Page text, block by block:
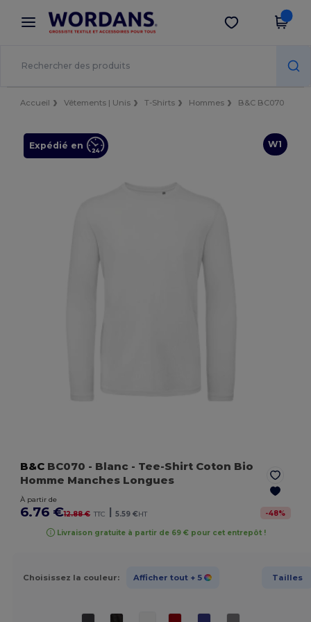
× Appli Wordans
Meilleurs prix sur l’app !
Obtenir l'appli
Accueil Vêtements | Unis T-Shirts Hommes B&C BC070
W1
Expédié en
B&C BC070 - Blanc - Tee-Shirt Coton Bio
Homme Manches Longues
À partir de
6.76 €12.88 € TTC | 5.59 €HT -48%
Livraison gratuite à partir de 69 € pour cet entrepôt !
Choisissez la couleur: Afficher tout + 5 Tailles